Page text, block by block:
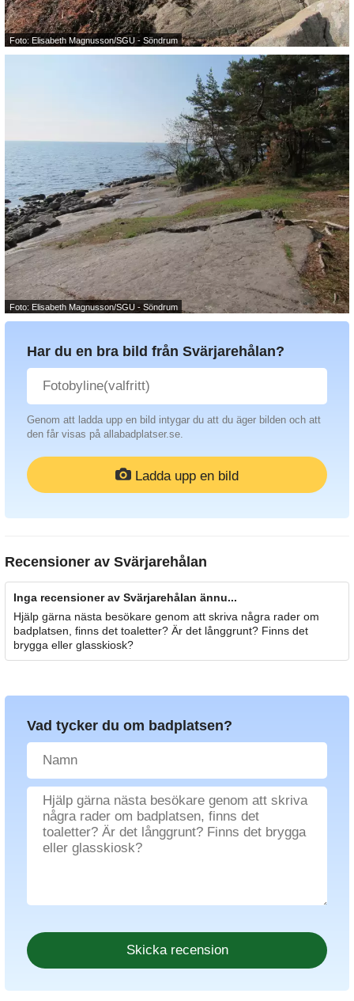
Foto: Elisabeth Magnusson/SGU - Söndrum
Foto: Elisabeth Magnusson/SGU - Söndrum
Har du en bra bild från Svärjarehålan?
Genom att ladda upp en bild intygar du att du äger bilden och att
den får visas på allabadplatser.se.
Ladda upp en bild
Recensioner av Svärjarehålan
Inga recensioner av Svärjarehålan ännu...
Hjälp gärna nästa besökare genom att skriva några rader om
badplatsen, finns det toaletter? Är det långgrunt? Finns det
brygga eller glasskiosk?
Vad tycker du om badplatsen?